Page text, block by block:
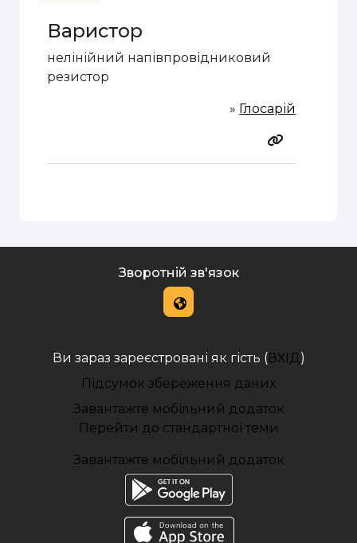
Варистор
нелінійний напівпровідниковий
резистор
» Глосарій
Зворотній зв'язок
Ви зараз зареєстровані як гість (ВХІД )
Підсумок збереження даних
Завантажте мобільний додаток
Перейти до стандартної теми
Завантажте мобільний додаток